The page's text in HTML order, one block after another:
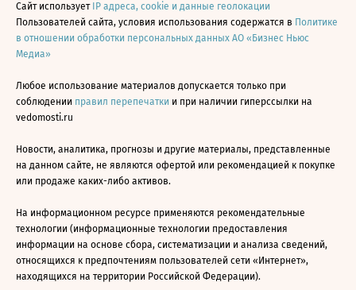
Сайт использует IP адреса, cookie и данные геолокации
Пользователей сайта, условия использования содержатся в Политике
в отношении обработки персональных данных АО «Бизнес Ньюс
Медиа»
Любое использование материалов допускается только при
соблюдении правил перепечатки и при наличии гиперссылки на
vedomosti.ru
Новости, аналитика, прогнозы и другие материалы, представленные
на данном сайте, не являются офертой или рекомендацией к покупке
или продаже каких-либо активов.
На информационном ресурсе применяются рекомендательные
технологии (информационные технологии предоставления
информации на основе сбора, систематизации и анализа сведений,
относящихся к предпочтениям пользователей сети «Интернет»,
находящихся на территории Российской Федерации).